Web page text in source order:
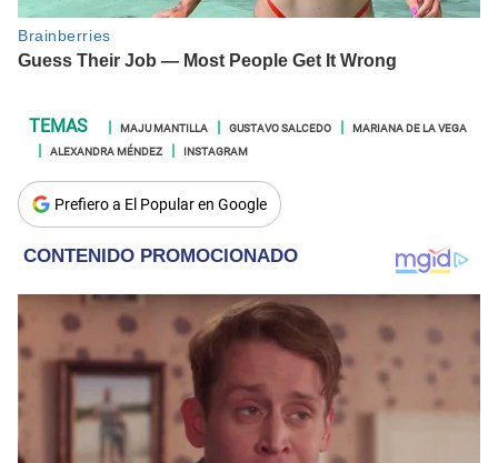
MAJU MANTILLA GUSTAVO SALCEDO
MARIANA DE LA VEGA
ALEXANDRA MÉNDEZ
INSTAGRAM
Prefiero a El Popular en Google